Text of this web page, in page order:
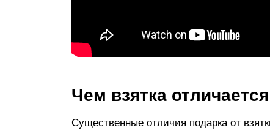
Чем взятка
Существенные отличия подарка от